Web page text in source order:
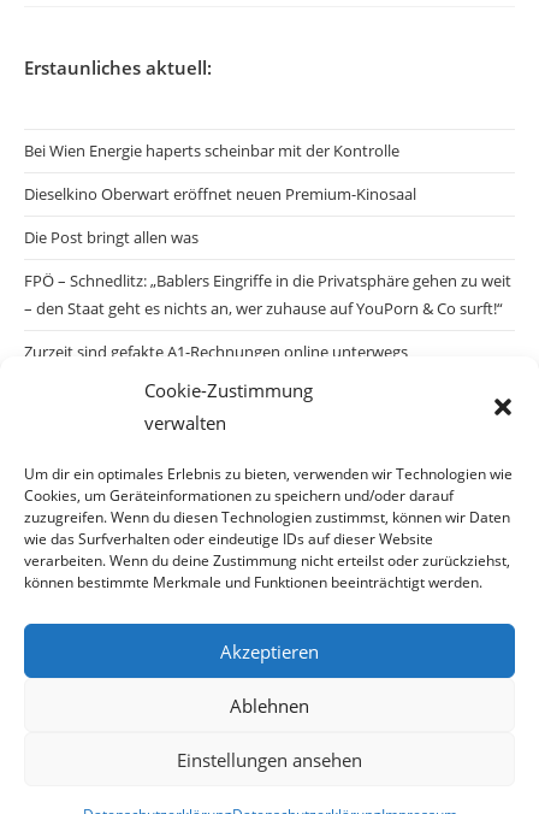
Cookie-Zustimmung
verwalten
Um dir ein optimales Erlebnis zu bieten, verwenden wir Technologien wie
Cookies, um Geräteinformationen zu speichern und/oder darauf
zuzugreifen. Wenn du diesen Technologien zustimmst, können wir Daten
wie das Surfverhalten oder eindeutige IDs auf dieser Website
verarbeiten. Wenn du deine Zustimmung nicht erteilst oder zurückziehst,
können bestimmte Merkmale und Funktionen beeinträchtigt werden.
Akzeptieren
Ablehnen
Einstellungen ansehen
Erstaunliches aktuell:
Bei Wien Energie haperts scheinbar mit der Kontrolle
Dieselkino Oberwart eröffnet neuen Premium-Kinosaal
Die Post bringt allen was
FPÖ – Schnedlitz: „Bablers Eingriffe in die Privatsphäre gehen zu weit
– den Staat geht es nichts an, wer zuhause auf YouPorn & Co surft!“
Zurzeit sind gefakte A1-Rechnungen online unterwegs
Salzburgs Juden und ihre Sicherheit: „Erst nach einem Anschlag wäre
die Gefahr endlich konkret!“
Biologisches Wunder in Ceuta
Ein vermeintliches Abschiebemärchen
Archiv
© Copyright 2026 · Auch Ihre Information ist uns wichtig! Haben Sie eine